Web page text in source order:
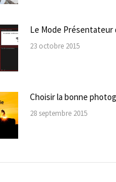
Le Mode Présentateur
23 octobre 2015
Choisir la bonne
28 septembre 2015